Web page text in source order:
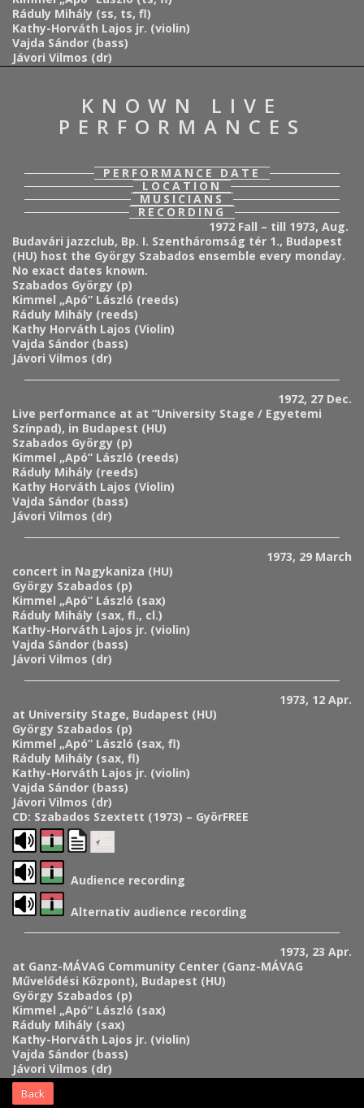
Ráduly Mihály (ss, ts, fl)
Kathy-Horváth Lajos jr. (violin)
Vajda Sándor (bass)
Jávori Vilmos (dr)
KNOWN LIVE
PERFORMANCES
PERFORMANCE DATE
LOCATION
MUSICIANS
RECORDING
1972 Fall – till 1973, Aug.
Budavári jazzclub, Bp. I. Szentháromság tér 1., Budapest
(HU) host the György Szabados ensemble every monday.
No exact dates known.
Szabados György (p)
Kimmel „Apó” László (reeds)
Ráduly Mihály (reeds)
Kathy Horváth Lajos (Violin)
Vajda Sándor (bass)
Jávori Vilmos (dr)
1972, 27 Dec.
Live performance at at “University Stage / Egyetemi
Színpad), in Budapest (HU)
Szabados György (p)
Kimmel „Apó” László (reeds)
Ráduly Mihály (reeds)
Kathy Horváth Lajos (Violin)
Vajda Sándor (bass)
Jávori Vilmos (dr)
1973, 29 March
concert in Nagykaniza (HU)
György Szabados (p)
Kimmel „Apó” László (sax)
Ráduly Mihály (sax, fl., cl.)
Kathy-Horváth Lajos jr. (violin)
Vajda Sándor (bass)
Jávori Vilmos (dr)
1973, 12 Apr.
at University Stage, Budapest (HU)
György Szabados (p)
Kimmel „Apó” László (sax, fl)
Ráduly Mihály (sax, fl)
Kathy-Horváth Lajos jr. (violin)
Vajda Sándor (bass)
Jávori Vilmos (dr)
CD: Szabados Szextett (1973) – GyörFREE
Audience recording
Alternativ audience recording
1973, 23 Apr.
at Ganz-MÁVAG Community Center (Ganz-MÁVAG
Művelődési Központ), Budapest (HU)
György Szabados (p)
Kimmel „Apó” László (sax)
Ráduly Mihály (sax)
Kathy-Horváth Lajos jr. (violin)
Vajda Sándor (bass)
Jávori Vilmos (dr)
Back